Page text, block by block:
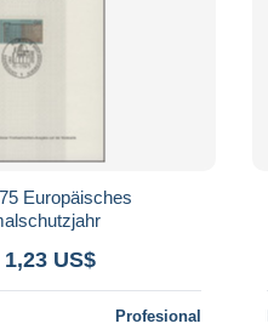
Europäisches
1,23 US$
Profesional